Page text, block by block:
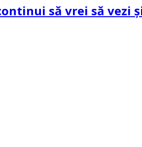
să vrei să vezi